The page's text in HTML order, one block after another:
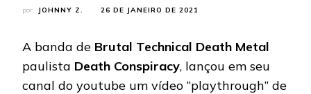
por JOHNNY Z. 26 DE JANEIRO DE 2021
A banda de Brutal Technical Death Metal
paulista Death Conspiracy, lançou em seu
canal do youtube um vídeo “playthrough” de